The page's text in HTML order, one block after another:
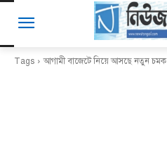
Tags আগামী বাজেটে নিয়ে আসছে নতুন চমক